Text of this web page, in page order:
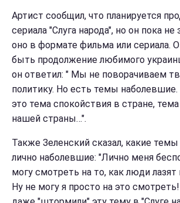
Артист сообщил, что планируется
сериала "Слуга народа", но он пока не
оно в формате фильма или сериала.
быть продолжение любимого
он ответил: " Мы не поворачиваем
политику. Но есть темы наболевшие.
это тема спокойствия в стране,
нашей страны…".
Также Зеленский сказал, какие темы
лично наболевшие: "Лично меня
могу смотреть на то, как люди
Ну не могу я просто на это